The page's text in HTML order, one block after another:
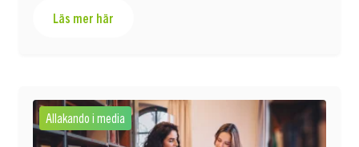
Läs mer här
Allakando i media